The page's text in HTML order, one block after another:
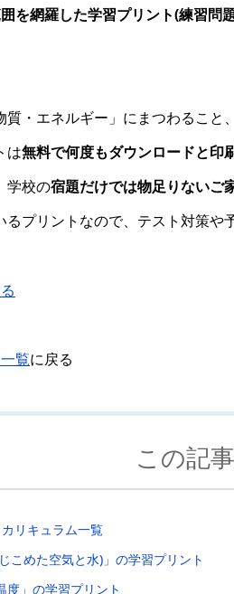
を網羅した学習プリント(練習問
質・エネルギー」にまつわるこ
は無料で何度もダウンロードと印
学校の宿題だけでは物足りないご
プリントなので、テスト対策や
覧に戻る
この記
リキュラム一覧
こめた空気と水)」の学習プリント
度」の学習プリント